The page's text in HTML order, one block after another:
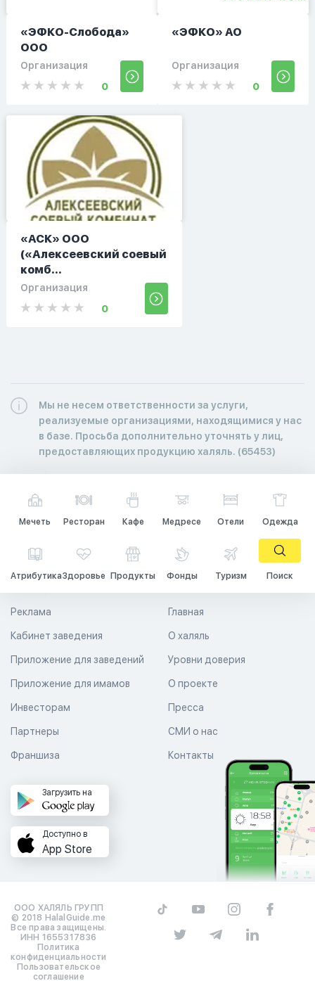
«ЭФКО-Слобода»
ООО
Организация
0
«ЭФКО» АО
Организация
0
«АСК» ООО
(«Алексеевский соевый
комб...
Организация
0
Мы не несем ответственности за услуги,
реализуемые организациями, находящимися у нас
в базе. Просьба дополнительно уточнять у лиц,
предоставляющих продукцию халяль. (65453)
Мечеть Ресторан Кафе Медресе Отели Одежда
АтрибутикаЗдоровье Продукты Фонды Туризм Поиск
Главная
О халяль
Уровни доверия
Реклама
Кабинет заведения
Приложение для заведений
Приложение для имамов О проекте
Пресса
СМИ о нас
Контакты
Инвесторам
Партнеры
Франшиза
Загрузить на
Доступно в
App Store
ООО ХАЛЯЛЬ ГРУПП
© 2018 HalalGuide.me
Все права защищены.
ИНН 1655317836
Политика
конфиденциальности
Пользовательское
соглашение